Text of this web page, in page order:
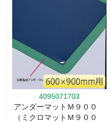
4095071703
アンダーマットＭ９００
（ミクロマットＭ９００